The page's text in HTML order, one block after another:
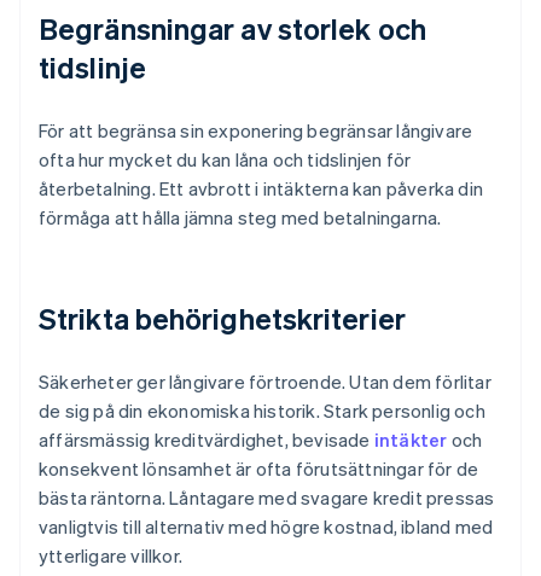
Begränsningar av storlek och
tidslinje
För att begränsa sin exponering begränsar långivare
ofta hur mycket du kan låna och tidslinjen för
återbetalning. Ett avbrott i intäkterna kan påverka din
förmåga att hålla jämna steg med betalningarna.
Strikta behörighetskriterier
Säkerheter ger långivare förtroende. Utan dem förlitar
de sig på din ekonomiska historik. Stark personlig och
affärsmässig kreditvärdighet, bevisade intäkter och
konsekvent lönsamhet är ofta förutsättningar för de
bästa räntorna. Låntagare med svagare kredit pressas
vanligtvis till alternativ med högre kostnad, ibland med
ytterligare villkor.